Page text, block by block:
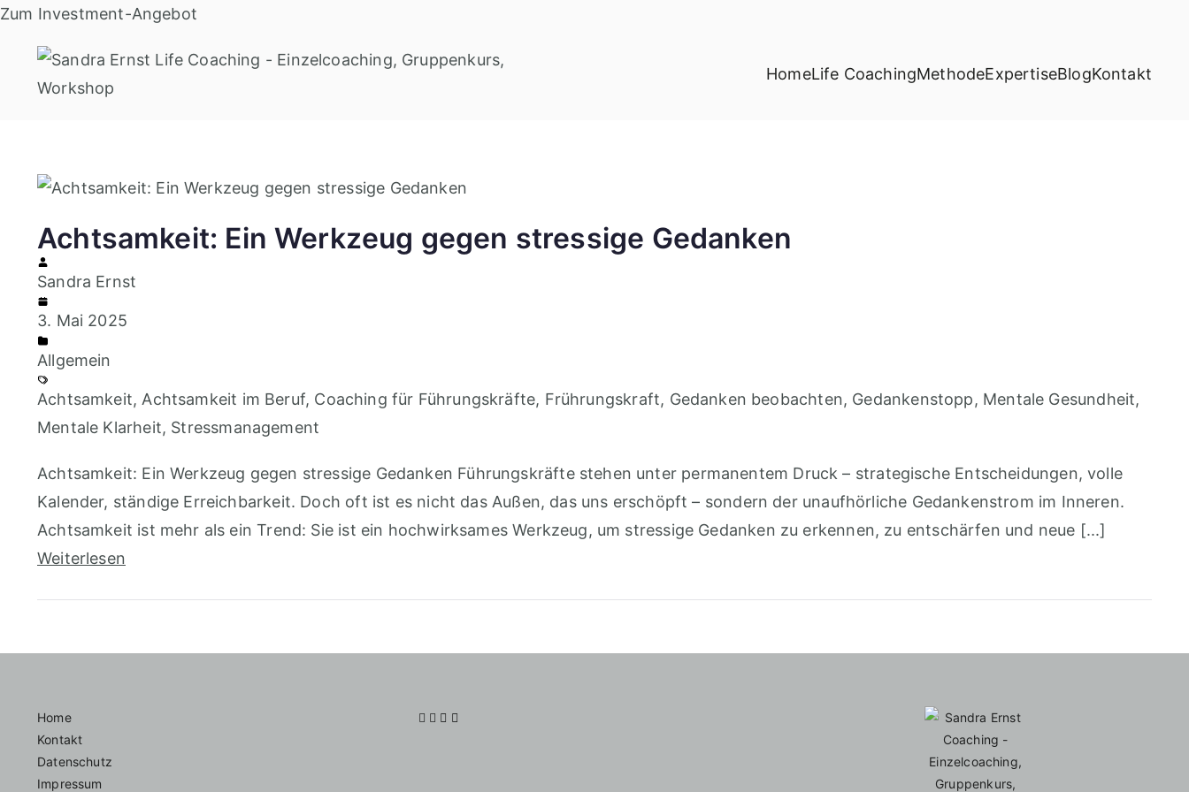
Zum
springen
Zum Investment-Angebot
Sandra Ernst Life Coaching
HomeLife CoachingMethodeExpertiseBlogKontakt
Achtsamkeit: Ein Werkzeug gegen stressige Gedanken
Sandra Ernst
3. Mai 2025
Allgemein
Achtsamkeit, Achtsamkeit im Beruf, Coaching für Führungskräfte, Frührungskraft, Gedanken beobachten, Gedankenstopp, Mentale Gesundheit,
Mentale Klarheit, Stressmanagement
Achtsamkeit: Ein Werkzeug gegen stressige Gedanken Führungskräfte stehen unter permanentem Druck – strategische Entscheidungen, volle
Kalender, ständige Erreichbarkeit. Doch oft ist es nicht das Außen, das uns erschöpft – sondern der unaufhörliche Gedankenstrom im Inneren.
Achtsamkeit ist mehr als ein Trend: Sie ist ein hochwirksames Werkzeug, um stressige Gedanken zu erkennen, zu entschärfen und neue [...]
Weiterlesen
Home
Kontakt
Datenschutz
Impressum